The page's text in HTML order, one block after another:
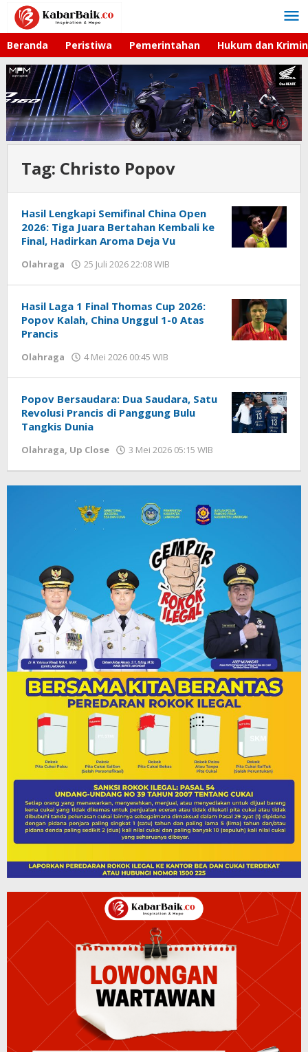
Lewati
konten
Beranda Peristiwa Pemerintahan Hukum dan
Tag: Christo Popov
Hasil Lengkapi Semifinal China Open
2026: Tiga Juara Bertahan Kembali ke
Final, Hadirkan Aroma Deja Vu
Olahraga 25 Juli 2026 22:08 WIB
Hasil Laga 1 Final Thomas Cup 2026:
Popov Kalah, China Unggul 1-0 Atas
Prancis
Olahraga 4 Mei 2026 00:45 WIB
Popov Bersaudara: Dua Saudara, Satu
Revolusi Prancis di Panggung Bulu
Tangkis Dunia
Olahraga, Up Close 3 Mei 2026 05:15 WIB